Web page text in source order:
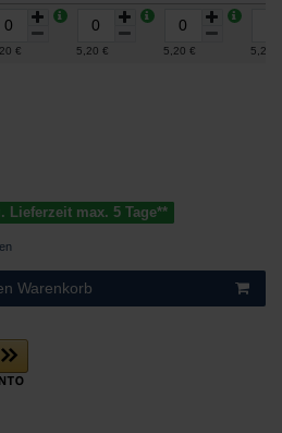
€ 5,20 € 5,20 € 5,20
Lieferzeit max. 5 Tage**
Warenkorb